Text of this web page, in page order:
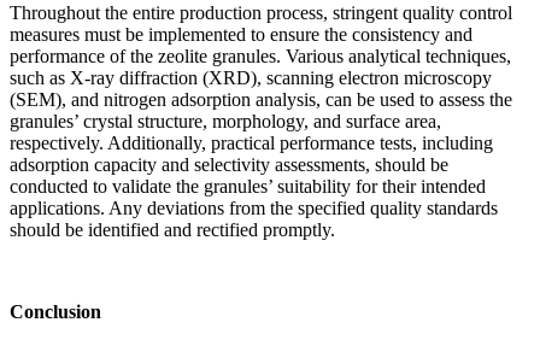
Throughout the entire production process, stringent quality control
measures must be implemented to ensure the consistency and
performance of the zeolite granules. Various analytical techniques,
such as X-ray diffraction (XRD), scanning electron microscopy
(SEM), and nitrogen adsorption analysis, can be used to assess the
granules’ crystal structure, morphology, and surface area,
respectively. Additionally, practical performance tests, including
adsorption capacity and selectivity assessments, should be
conducted to validate the granules’ suitability for their intended
applications. Any deviations from the specified quality standards
should be identified and rectified promptly.
Conclusion